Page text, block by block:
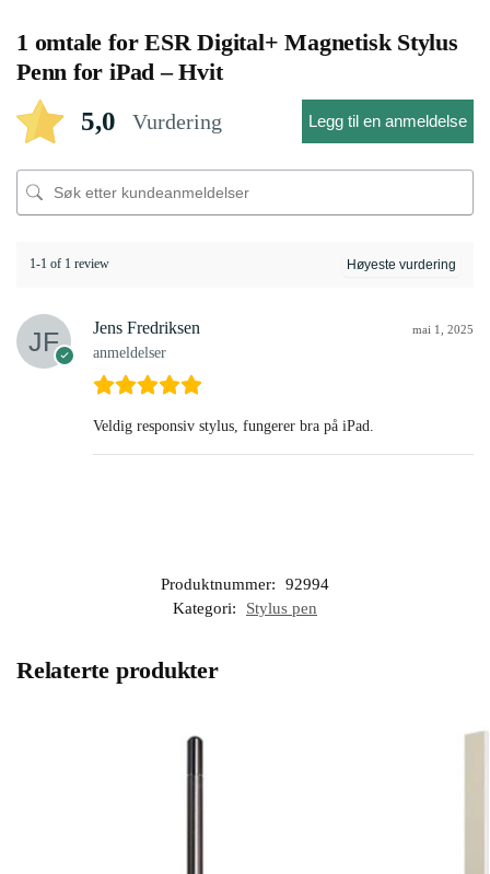
1 omtale forESR Digital+ Magnetisk Stylus
Penn for iPad – Hvit
5,0 Vurdering Legg til en anmeldelse
1-1 of 1 review
Jens Fredriksen
anmeldelser
mai 1, 2025
Veldig responsiv stylus, fungerer bra på iPad.
Produktnummer:
92994
Kategori:
Stylus pen
Relaterte produkter